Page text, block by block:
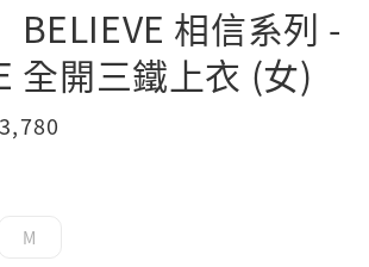
BELIEVE 相信系列 -
全開三鐵上衣 (女)
M